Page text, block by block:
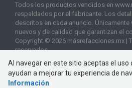
Todos los productos vendidos en
respaldados por el fabricante. Los
descritos en cada anuncio.
nuevos y de calidad que garantizan el
Copyright © 2026 másrefacciones.mx |
reservados
Al navegar en este sitio aceptas el uso
ayudan a mejorar tu experiencia de
Información